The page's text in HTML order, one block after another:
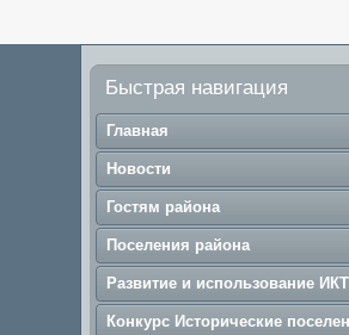
Быстрая навигация
Главная
Новости
Гостям района
Поселения района
Развитие и использование ИКТ
Конкурс Исторические